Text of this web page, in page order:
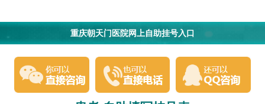
重庆朝天门医院网上自助挂号入口